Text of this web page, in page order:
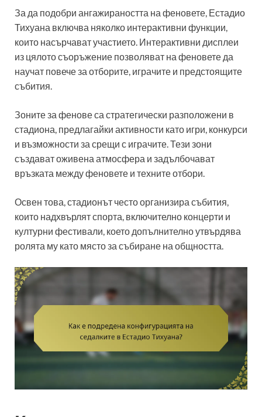
За да подобри ангажираността на феновете, Естадио
Тихуана включва няколко интерактивни функции,
които насърчават участието. Интерактивни дисплеи
из цялото съоръжение позволяват на феновете да
научат повече за отборите, играчите и предстоящите
събития.
Зоните за фенове са стратегически разположени в
стадиона, предлагайки активности като игри, конкурси
и възможности за срещи с играчите. Тези зони
създават оживена атмосфера и задълбочават
връзката между феновете и техните отбори.
Освен това, стадионът често организира събития,
които надхвърлят спорта, включително концерти и
културни фестивали, което допълнително утвърдява
ролята му като място за събиране на общността.